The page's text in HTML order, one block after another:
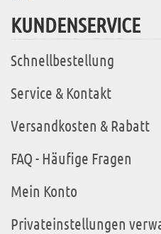
KUNDENSERVICE
Schnellbestellung
Service & Kontakt
Versandkosten & Rabatt
FAQ - Häufige Fragen
Mein Konto
Privateinstellungen